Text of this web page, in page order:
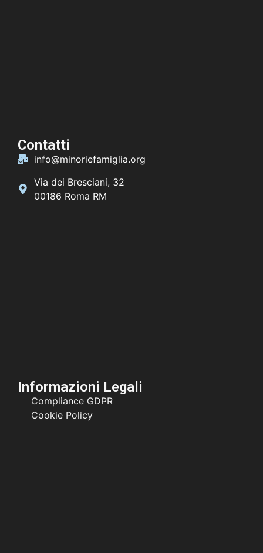
Contatti
info@minoriefamiglia.org
Via dei Bresciani, 32
00186 Roma RM
Informazioni Legali
Compliance GDPR
Cookie Policy